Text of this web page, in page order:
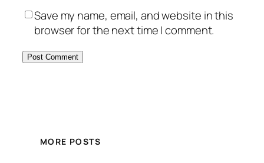
Save my name, email, and website in this
browser for the next time I comment.
MORE POSTS